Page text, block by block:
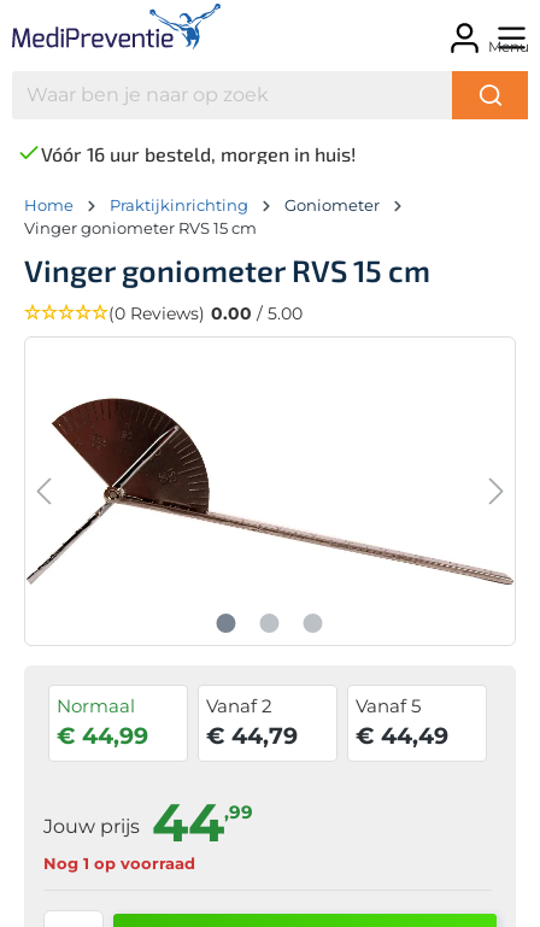
Menu
Vóór 16 uur besteld, morgen in huis!
Home Praktijkinrichting
Goniometer
Vinger goniometer RVS 15 cm
Vinger goniometer RVS 15 cm
(0 Reviews) 0.00 / 5.00
Normaal
€ 44,99
Vanaf 2
€ 44,79
Vanaf 5
€ 44,49
Jouw prijs 44,99
Nog 1 op voorraad